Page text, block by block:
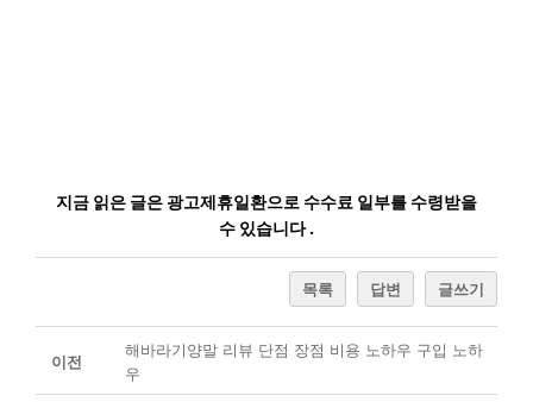
지금 읽은 글은 광고제휴일환으로 수수료 일부를 수령받을
수 있습니다 .
목록 답변 글쓰기
이전
해바라기양말 리뷰 단점 장점 비용 노하우 구입 노하
우